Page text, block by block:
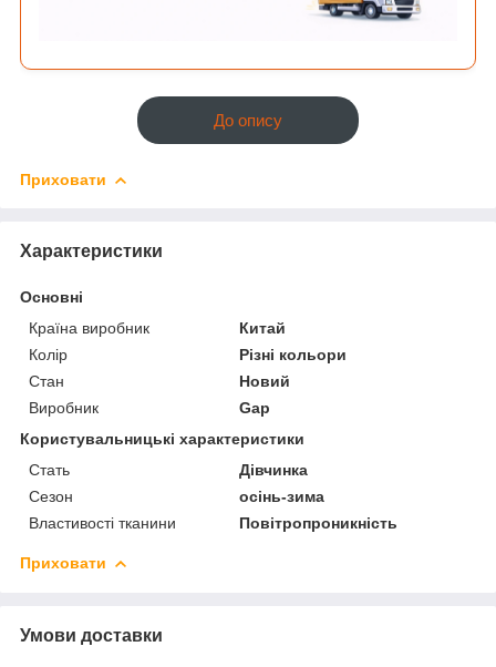
До опису
Приховати
Характеристики
Основні
Країна виробник
Китай
Колір
Різні кольори
Стан
Новий
Виробник
Gap
Користувальницькі характеристики
Стать
Дівчинка
Сезон
осінь-зима
Властивості тканини
Повітропроникність
Приховати
Умови доставки